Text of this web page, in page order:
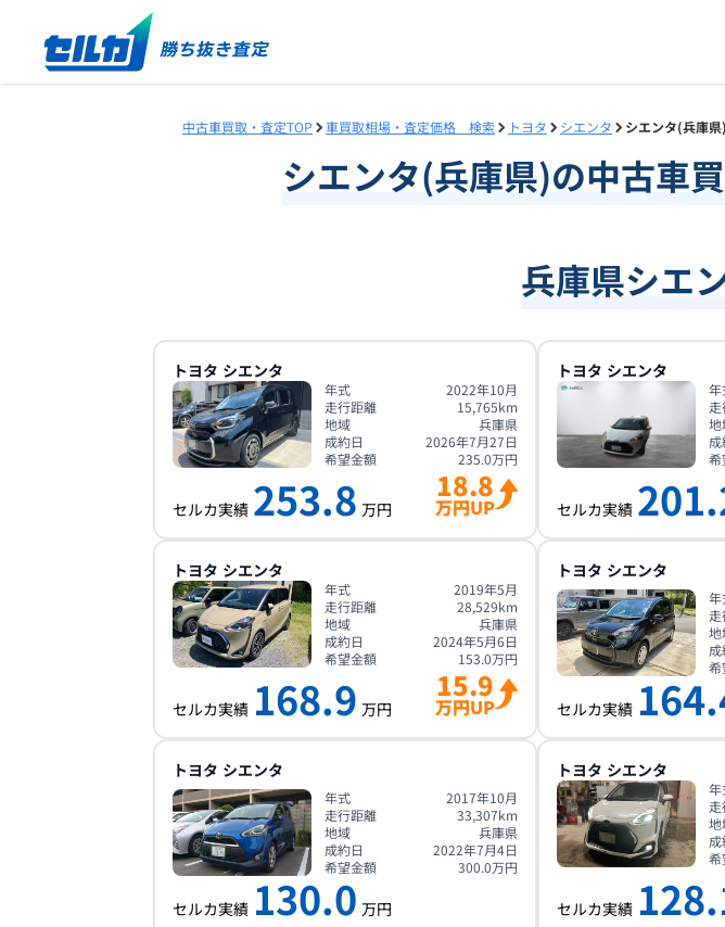
中古車買取・査定TOP 車買取相場・査定価格 検索 トヨタ シエンタ シエンタ(兵庫県)
シエンタ(兵庫県)の中古車
兵庫県シエ
トヨタ シエンタ
年式
2022年10月
走行距離
15,765km
地域
兵庫県
成約日
2026年7月27日
希望金額
235.0万円
セルカ実績 253.8 万円
18.8
万円UP
トヨタ シエンタ
年
走
地
成
希
セルカ実績
トヨタ シエンタ
年式
2019年5月
走行距離
28,529km
地域
兵庫県
成約日
2024年5月6日
希望金額
153.0万円
セルカ実績 168.9 万円
15.9
万円UP
トヨタ シエンタ
年
走
地
成
希
セルカ実績
トヨタ シエンタ
年式
2017年10月
走行距離
33,307km
地域
兵庫県
成約日
2022年7月4日
希望金額
300.0万円
セルカ実績 130.0 万円
トヨタ シエンタ
年
走
地
成
希
セルカ実績